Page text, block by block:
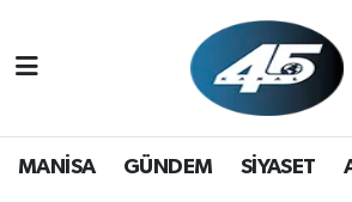
MANİSA GÜNDEM SİYASET
GÜNDEM
Hava Durumu
Trafik Durumu